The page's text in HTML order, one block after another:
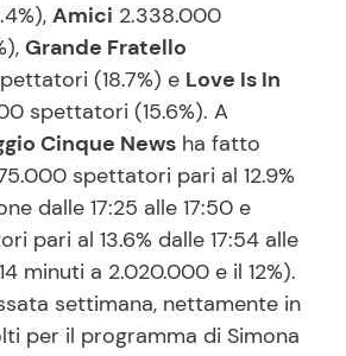
Amici 2.338.000
Grande Fratello
(18.7%) e Love Is In
spettatori (15.6%). A
Cinque News ha fatto
spettatori pari al 12.9%
dalle 17:25 alle 17:50 e
pari al 13.6% dalle 17:54 alle
minuti a 2.020.000 e il 12%).
settimana, nettamente in
per il programma di Simona